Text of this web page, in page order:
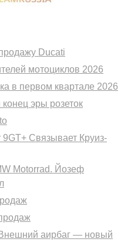
Ducati
мотоциклов 2026
в первом квартале 2026
эры розеток
Связывает Круиз-
Motorrad. Йозеф
аирбаг — новый